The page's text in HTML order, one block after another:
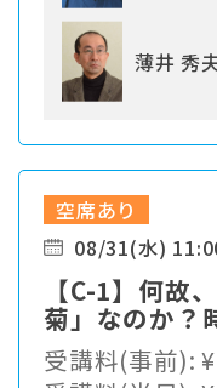
薄井 秀
空席あり
08/31(水)
【C-1】何故
菊」なのか？
客ニーズの中
ままで生き残
受講料(事前):¥